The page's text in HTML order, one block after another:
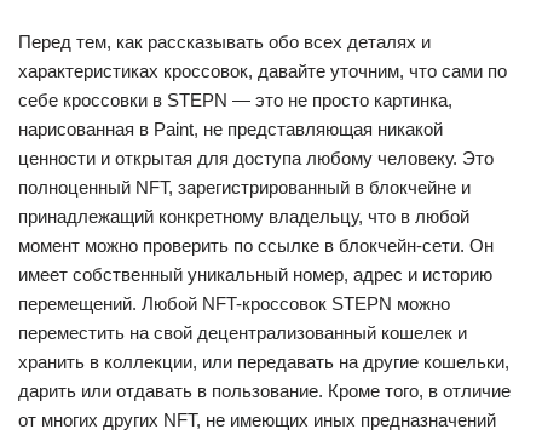
Перед тем, как рассказывать обо всех деталях и
характеристиках кроссовок, давайте уточним, что сами по
себе кроссовки в STEPN — это не просто картинка,
нарисованная в Paint, не представляющая никакой
ценности и открытая для доступа любому человеку. Это
полноценный NFT, зарегистрированный в блокчейне и
принадлежащий конкретному владельцу, что в любой
момент можно проверить по ссылке в блокчейн-сети. Он
имеет собственный уникальный номер, адрес и историю
перемещений. Любой NFT-кроссовок STEPN можно
переместить на свой децентрализованный кошелек и
хранить в коллекции, или передавать на другие кошельки,
дарить или отдавать в пользование. Кроме того, в отличие
от многих других NFT, не имеющих иных предназначений